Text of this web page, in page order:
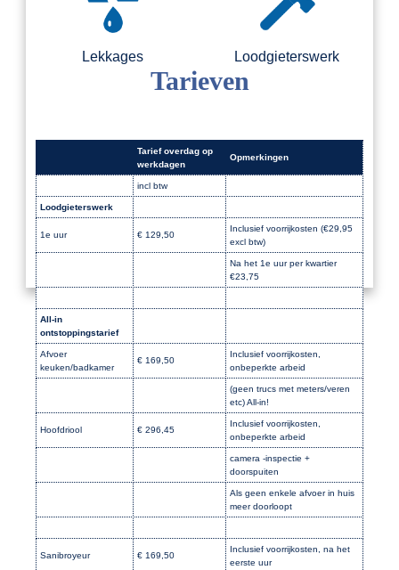
Lekkages Loodgieterswerk
Tarieven
Tarief overdag op
werkdagen
Opmerkingen
incl btw
Loodgieterswerk
1e uur € 129,50
Inclusief voorrijkosten (€29,95
excl btw)
Na het 1e uur per kwartier
€23,75
All-in
ontstoppingstarief
Afvoer
keuken/badkamer
€ 169,50
Inclusief voorrijkosten,
onbeperkte arbeid
(geen trucs met meters/veren
etc) All-in!
Hoofdriool € 296,45
Inclusief voorrijkosten,
onbeperkte arbeid
camera -inspectie +
doorspuiten
Als geen enkele afvoer in huis
meer doorloopt
Sanibroyeur € 169,50
Inclusief voorrijkosten, na het
eerste uur